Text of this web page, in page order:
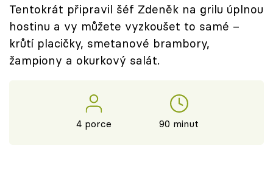
Sledujte nás
Tentokrát připravil šéf Zdeněk na grilu úplnou
hostinu a vy můžete vyzkoušet to samé –
krůtí placičky, smetanové brambory,
žampiony a okurkový salát.
4 porce 90 minut